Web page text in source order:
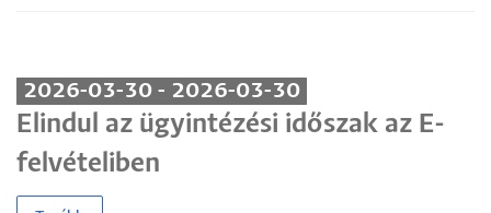
2026-03-30 - 2026-03-30
Elindul az ügyintézési időszak az E-
felvételiben